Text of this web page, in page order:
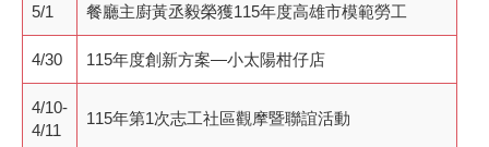
5/1 餐廳主廚黃丞毅榮獲115年度高雄市模範勞工
4/30 115年度創新方案—小太陽柑仔店
4/10-
4/11
115年第1次志工社區觀摩暨聯誼活動